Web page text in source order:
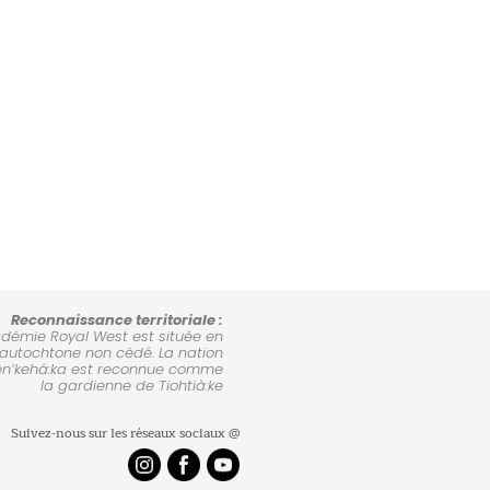
Reconnaissance territoriale :
Royal West est située en
non cédé. La nation
est reconnue comme
la gardienne de Tiohtià:ke
Suivez-nous sur les réseaux sociaux @